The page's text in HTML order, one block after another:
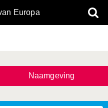
Europa
Naamgeving